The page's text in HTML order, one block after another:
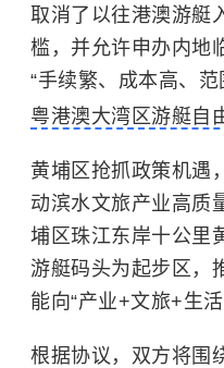
取消了以往港澳游艇
槛，并允许申办内地
“手续繁、成本高、
粤港澳大湾区游艇自
黄埔区抢抓政策机遇
动滨水文旅产业高质
埔区珠江东岸十公里
游艇码头为起步区，
能向“产业+文旅+生活
根据协议，双方将围